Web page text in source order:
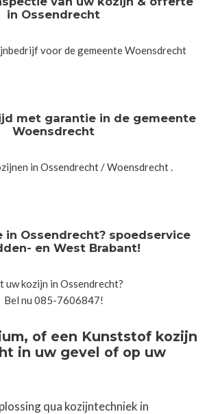
in Ossendrecht
voor de gemeente Woensdrecht
met garantie in de gemeente
Woensdrecht
in Ossendrecht / Woensdrecht .
in Ossendrecht? spoedservice
en West Brabant!
uw kozijn in Ossendrecht?
Bel nu 085-7606847!
of een Kunststof kozijn
in uw gevel of op uw
qua kozijntechniek in